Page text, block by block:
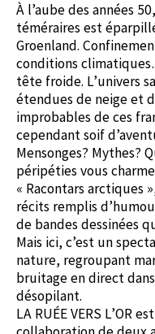
À l’aube des années
téméraires est
Groenland.
conditions
tête froide. L’univers
étendues de neige et
improbables de ces
cependant soif
Mensonges? Mythes?
péripéties vous
« Racontars arctiques
récits remplis
de bandes dessinées
Mais ici, c’est un
nature, regroupant
bruitage en direct
désopilant.
LA RUÉE VERS L’OR